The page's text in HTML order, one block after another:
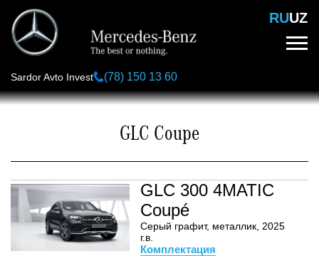
Перейти
основному
содержанию
RUUZ
Sardor Avto Invest (78) 150 13 60
GLC Coupe
GLC 300 4MATIC
Coupé
Серый графит, металлик, 2025
г.в.
Комплектация